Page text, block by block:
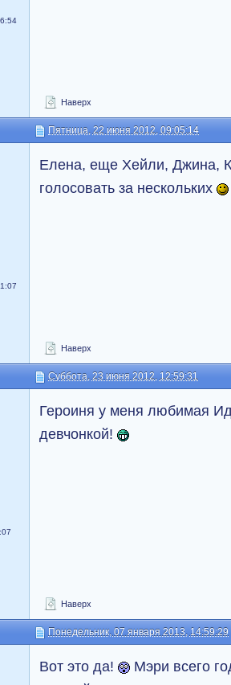
Наверх
Пятница, 22 июня 2012, 09:05:14
Елена, еще Хейли, Джина,
голосовать за нескольких
Наверх
Суббота, 23 июня 2012, 12:59:31
Героиня у меня любимая
девчонкой!
Наверх
Понедельник, 07 января 2013, 14:59:29
Вот это да!
Мэри всего